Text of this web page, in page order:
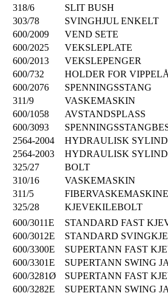
318/6
SLIT BUSH
303/78
SVINGHJUL ENKELT
600/2009
VEND SETE
600/2025
VEKSLEPLATE
600/2013
VEKSLEPENGER
600/732
HOLDER FOR
600/2076
SPENNINGSSTANG
311/9
VASKEMASKIN
600/1058
AVSTANDSPLASS
600/3093
2564-2004
HYDRAULISK
2564-2003
HYDRAULISK
325/27
BOLT
310/16
VASKEMASKIN
311/5
FIBERVASKEMASKINE
325/28
KJEVEKILEBOLT
600/3011E
STANDARD FAST
600/3012E
STANDARD
600/3300E
SUPERTANN FAST
600/3301E
SUPERTANN SWING
600/3281Ø
SUPERTANN FAST
600/3282E
SUPERTANN SWING